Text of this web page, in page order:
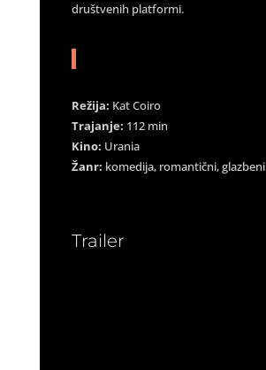
društvenih platformi.
Režija: Kat Coiro
Trajanje: 112 min
Kino: Urania
Žanr: komedija, romantični, glazbeni
Trailer